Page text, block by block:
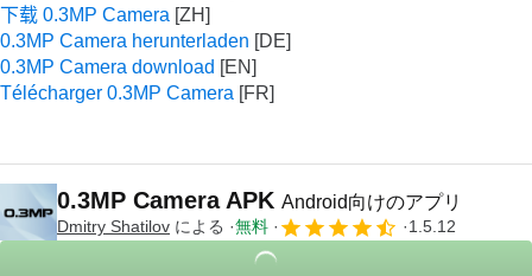
下载 0.3MP Camera
0.3MP Camera herunterladen
0.3MP Camera download
Télécharger 0.3MP Camera
0.3MP Camera APK Android向けのアプリ
Dmitry Shatilov による 無料 1.5.12